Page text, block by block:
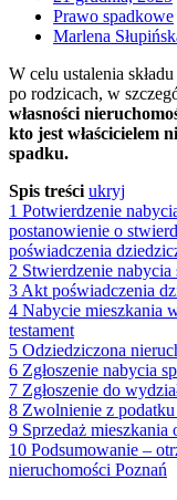
Prawo spadkowe
Marlena
W celu ustalenia
po rodzicach, w
własności
kto jest właścicielem
spadku.
Spis treści ukryj
1 Potwierdzenie
postanowienie o
poświadczenia
2 Stwierdzenie nabycia
3 Akt poświadczenia
4 Nabycie mieszkania
testament
5 Odziedziczona
6 Zgłoszenie nabycia
7 Zgłoszenie do
8 Zwolnienie z
9 Sprzedaż
10 Podsumowanie –
nieruchomości Poznań